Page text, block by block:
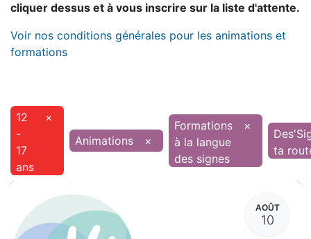
cliquer dessus et à vous inscrire sur la liste d'attente.
Voir nos conditions générales pour les animations et
formations
12
-
17
ans
×
Animations
×
Formations
à la langue
des signes
×
ta
AOÛT
10